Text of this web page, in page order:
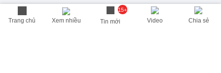
Trang chủ Xem nhiều
15+
Tin mới Video Chia sẻ